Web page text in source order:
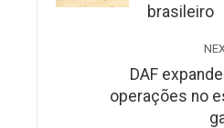
brasileiro
DAF
operações no